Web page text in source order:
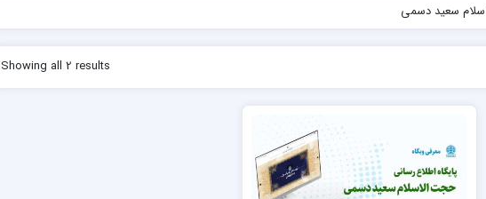
مدرسه علمیه جعفریه
مدرسه علمیه المهدی (عج)/ آران و بیدگل
حوزه علمیه سفیران هدایت رهنان
مدرسه آیت الله العظمی گلپایگانی ره
سعید دسمی
Showing all 2 results